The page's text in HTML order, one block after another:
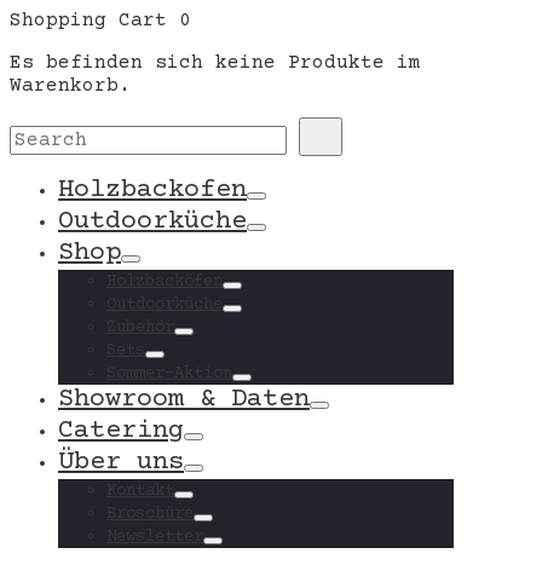
Shopping Cart 0
Es befinden sich keine Produkte im
Warenkorb.
Search
for:
Holzbackofen Toggle
Outdoorküche Toggle
Shop Toggle
Toggle
Toggle
Toggle
Toggle
Toggle
Showroom & Daten Toggle
Catering Toggle
Über uns Toggle
Toggle
Toggle
Toggle